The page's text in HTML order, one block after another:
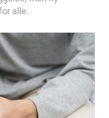
alle.